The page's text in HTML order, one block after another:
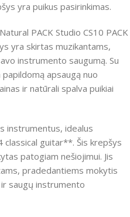
yra puikus pasirinkimas.
PACK Studio CS10 PACK
yra skirtas muzikantams,
instrumento saugumą. Su
apsaugą nuo
ir natūrali spalva puikiai
instrumentus, idealus
guitar**. Šis krepšys
patogiam nešiojimui. Jis
pradedantiems mokytis
saugų instrumento